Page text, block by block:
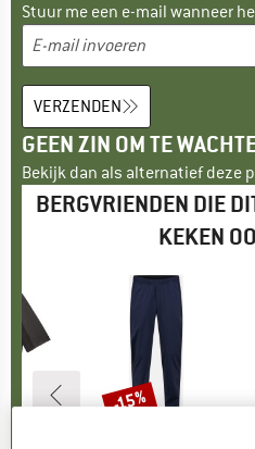
Stuur me een e-mail wanneer
VERZENDEN
GEEN ZIN OM TE
Bekijk dan als alternatief deze
BERGVRIENDEN DIE
KEKEN
Korting
-15%